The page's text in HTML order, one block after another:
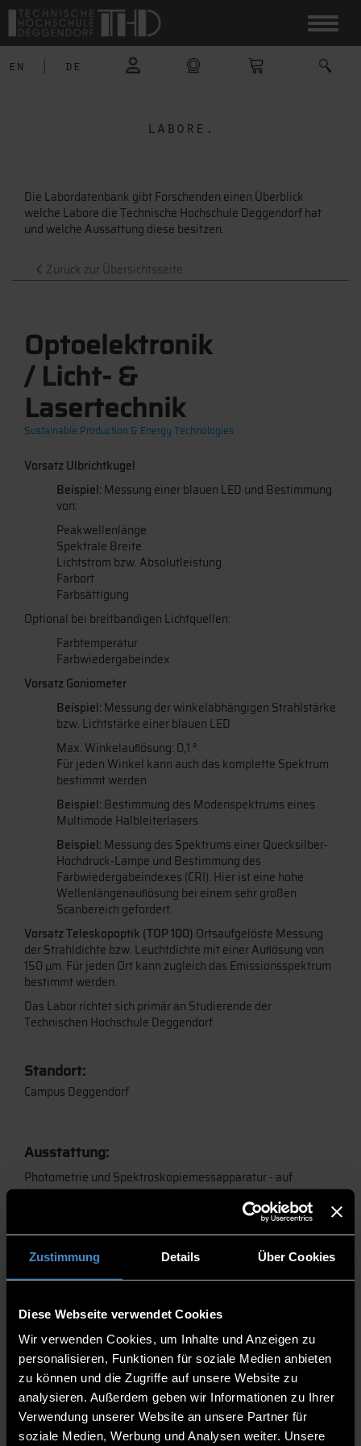
Zustimmung Details Über Cookies
Diese Webseite verwendet Cookies
Wir verwenden Cookies, um Inhalte und Anzeigen zu
personalisieren, Funktionen für soziale Medien anbieten
zu können und die Zugriffe auf unsere Website zu
analysieren. Außerdem geben wir Informationen zu Ihrer
Verwendung unserer Website an unsere Partner für
soziale Medien, Werbung und Analysen weiter. Unsere
en de
labore.
Die Labordatenbank gibt Forschenden einen Überblick
welche Labore die Technische Hochschule Deggendorf hat
und welche Aussattung diese besitzen.
Zurück zur Übersichtsseite
Optoelektronik
/ Licht- &
Lasertechnik
Sustainable Production & Energy Technologies
Vorsatz Ulbrichtkugel
Beispiel:Messung einer blauen LED und Bestimmung
von:
Peakwellenlänge
Spektrale Breite
Lichtstrom bzw. Absolutleistung
Farbort
Farbsättigung
Optional bei breitbandigen Lichtquellen:
Farbtemperatur
Farbwiedergabeindex
Vorsatz Goniometer
Beispiel:Messung der winkelabhängigen Strahlstärke
bzw. Lichtstärke einer blauen LED
Max. Winkelauﬂösung: 0,1 °
Für jeden Winkel kann auch das komplette Spektrum
bestimmt werden
Beispiel:Bestimmung des Modenspektrums eines
Multimode Halbleiterlasers
Beispiel:Messung des Spektrums einer Quecksilber-
Hochdruck-Lampe und Bestimmung des
Farbwiedergabeindexes (CRI). Hier ist eine hohe
Wellenlängenauﬂösung bei einem sehr großen
Scanbereich gefordert.
Vorsatz Teleskopoptik (TOP 100) Ortsaufgelöste Messung
der Strahldichte bzw. Leuchtdichte mit einer Auﬂösung von
150 µm. Für jeden Ort kann zugleich das Emissionsspektrum
bestimmt werden.
Das Labor richtet sich primär an Studierende der
Technischen Hochschule Deggendorf.
Standort:
Campus Deggendorf
Ausstattung:
Photometrie und Spektroskopiemessapparatur - auf
Absolutwerte kalibriert, bestehend aus:
Doppelmonochromator Spectro 320 D der Firma
Instruments Systems
Detektoren für Wellenlängenbereich 190 bis 1700 nm
Ulbrichtkugel
Goniometer
Streakkamera, Zeitauﬂösung 17 ps, 22 Zeitfenster von
1 ns bis 10 ms
Kalibriernormale (FEL-Lampe, Deuterium-Lampe,
Leuchtdioden kalibriert durch PTB)
Variable Temperatur zwischen 77 K und 370 K
Kenndaten Spektrometer:
Spektralbereich: 190 - 1700 nm